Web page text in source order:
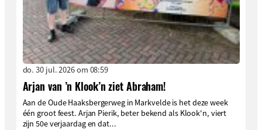
do. 30 jul. 2026 om 08:59
Arjan van ’n Klook’n ziet Abraham!
Aan de Oude Haaksbergerweg in Markvelde is het deze week
één groot feest. Arjan Pierik, beter bekend als Klook'n, viert
zijn 50e verjaardag en dat...